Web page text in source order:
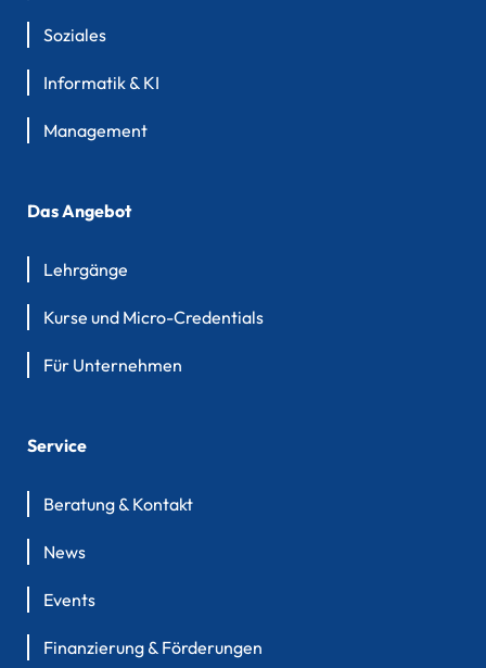
Soziales
Informatik & KI
Management
Das Angebot
Lehrgänge
Kurse und Micro-Credentials
Für Unternehmen
Service
Beratung & Kontakt
News
Events
Finanzierung & Förderungen